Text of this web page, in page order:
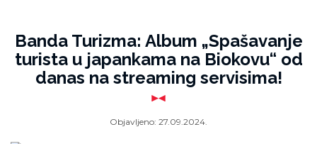
Banda Turizma: Album „Spašavanje
turista u japankama na Biokovu“ od
danas na streaming servisima!
Objavljeno: 27.09.2024.